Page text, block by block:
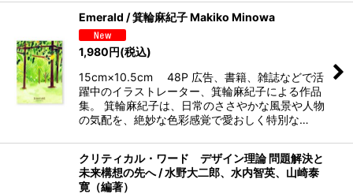
Emerald / 箕輪麻紀子 Makiko Minowa
1,980円(税込)
15cm×10.5cm 48P 広告、書籍、雑誌などで活
躍中のイラストレーター、箕輪麻紀子による作品
集。 箕輪麻紀子は、日常のささやかな風景や人物
の気配を、絶妙な色彩感覚で愛おしく特別な…
クリティカル・ワード デザイン理論 問題解決と
未来構想の先へ / 水野大二郎、水内智英、山崎泰
寛（編著）